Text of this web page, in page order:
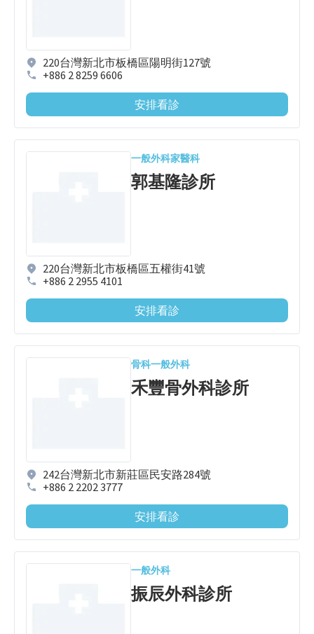
220台灣新北市板橋區陽明街127號
+886 2 8259 6606
安排看診
一般外科家醫科
郭基隆診所
220台灣新北市板橋區五權街41號
+886 2 2955 4101
安排看診
骨科一般外科
禾豐骨外科診所
242台灣新北市新莊區民安路284號
+886 2 2202 3777
安排看診
一般外科
振辰外科診所